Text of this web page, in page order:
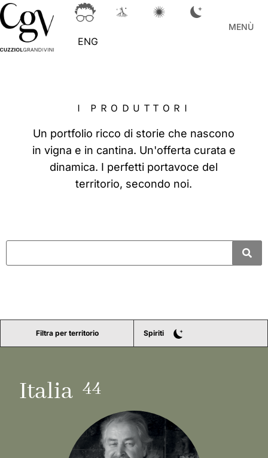
ENG
MENÙ
I PRODUTTORI
Un portfolio ricco di storie che nascono
in vigna e in cantina. Un'offerta curata e
dinamica. I perfetti portavoce del
territorio, secondo noi.
Filtra per territorio Spiriti
Italia 44